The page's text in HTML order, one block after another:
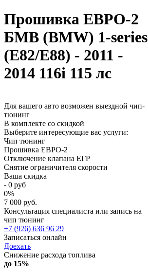
Прошивка ЕВРО-2
БМВ (BMW) 1-series
(E82/E88) - 2011 -
2014 116i 115 лс
Для вашего авто возможен выездной чип-
тюнинг
В комплекте со скидкой
Выберите интересующие вас услуги:
Чип тюнинг
Прошивка ЕВРО-2
Отключение клапана ЕГР
Снятие ограничителя скорости
Ваша скидка
- 0 руб
0%
7 000 руб.
Консультация специалиста или запись на
чип тюнинг
+7 (926) 636 96 29
Записаться онлайн
Доехать
Снижение расхода топлива
до 15%